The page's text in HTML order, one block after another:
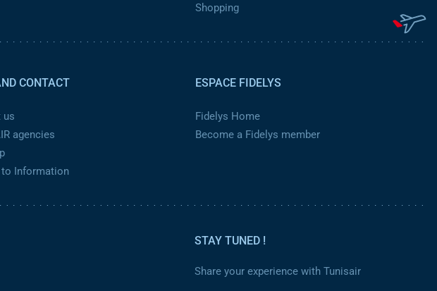
Shopping
CONTACT
us
agencies
Information
ESPACE FIDELYS
Fidelys Home
Become a Fidelys member
STAY TUNED !
Share your experience with Tunisair